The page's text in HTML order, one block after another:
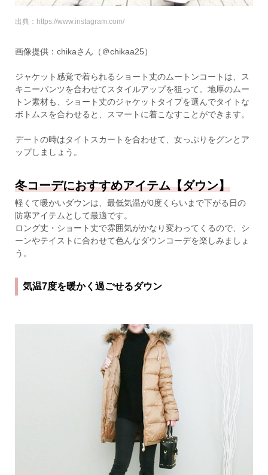
出典：https://www.instagram.com/
画像提供：chikaさん（＠chikaa25）
ジャケット感覚で着られるショート丈のムートンコートは、ス
キニーパンツを合わせてスタイルアップを狙って。地厚のムー
トン素材も、ショート丈のジャケットタイプを選んでタイトな
ボトムスを合わせると、スマートに着こなすことができます。
デートの時はタイトスカートを合わせて、女っぷりをグンとア
ップしましょう。
冬コーデにおすすめアイテム【ダウン】
軽くて暖かいダウンは、最低気温が0度くらいまで下がる日の
防寒アイテムとして最適です。
ロング丈・ショート丈で雰囲気がかなり変わってくるので、シ
ーンやテイストに合わせて色んなダウンコーデを楽しみましょ
う。
気温7度を暖かく過ごせるダウン